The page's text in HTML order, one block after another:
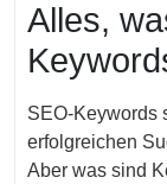
Alles,
SEO-Keywords
erfolgreichen
Aber was sind